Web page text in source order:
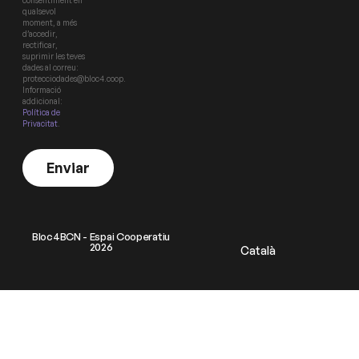
qualsevol
moment, a més
d’accedir,
rectificar,
suprimir les teves
dades al correu:
protecciodades@bloc4.coop.
Informació
addicional:
Política de
Privacitat
Enviar
Bloc4BCN - Espai Cooperatiu
2026
Català